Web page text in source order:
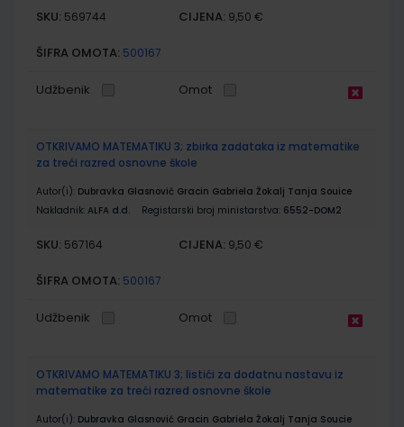
SKU: 569744 CIJENA: 9,50 €
ŠIFRA OMOTA: 500167
Udžbenik Omot
OTKRIVAMO MATEMATIKU 3; zbirka zadataka iz matematike
za treći razred osnovne škole
Autor(i): Dubravka Glasnović Gracin Gabriela Žokalj Tanja Souice
Nakladnik: ALFA d.d. Registarski broj ministarstva: 6552-DOM2
SKU: 567164 CIJENA: 9,50 €
ŠIFRA OMOTA: 500167
Udžbenik Omot
OTKRIVAMO MATEMATIKU 3; listići za dodatnu nastavu iz
matematike za treći razred osnovne škole
Autor(i): Dubravka Glasnović Gracin Gabriela Žokalj Tanja Soucie